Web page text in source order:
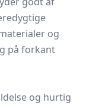
og
på forkant
og hurtig